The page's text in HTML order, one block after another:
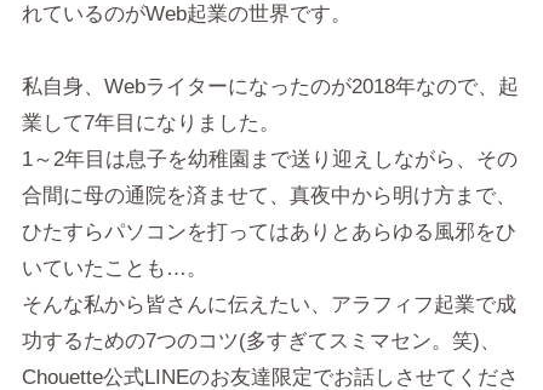
れているのがWeb起業の世界です。
私自身、Webライターになったのが2018年なので、起
業して7年目になりました。
1～2年目は息子を幼稚園まで送り迎えしながら、その
合間に母の通院を済ませて、真夜中から明け方まで、
ひたすらパソコンを打ってはありとあらゆる風邪をひ
いていたことも…。
そんな私から皆さんに伝えたい、アラフィフ起業で成
功するための7つのコツ(多すぎてスミマセン。笑)、
Chouette公式LINEのお友達限定でお話しさせてくださ